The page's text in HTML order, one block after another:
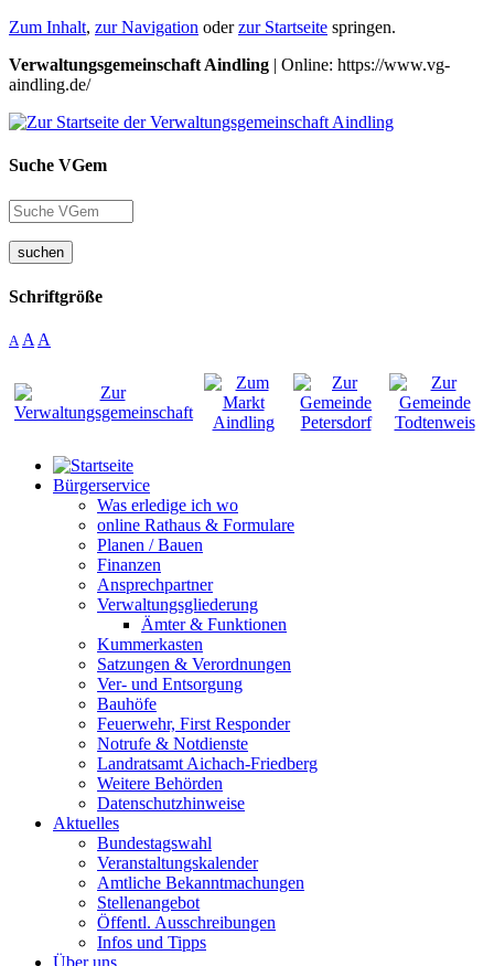
Zum Inhalt, zur Navigation oderzur Startseite springen.
Verwaltungsgemeinschaft Aindling | Online: https://www.vg-
aindling.de/
Suche VGem
suchen
Schriftgröße
A A A
Bürgerservice
Was erledige ich wo
online Rathaus & Formulare
Planen / Bauen
Finanzen
Ansprechpartner
Verwaltungsgliederung
Ämter & Funktionen
Kummerkasten
Satzungen & Verordnungen
Ver- und Entsorgung
Bauhöfe
Feuerwehr, First Responder
Notrufe & Notdienste
Landratsamt Aichach-Friedberg
Weitere Behörden
Datenschutzhinweise
Aktuelles
Bundestagswahl
Veranstaltungskalender
Amtliche Bekanntmachungen
Stellenangebot
Öffentl. Ausschreibungen
Infos und Tipps
Über uns